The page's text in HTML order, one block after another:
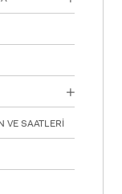
VE SAATLERİ